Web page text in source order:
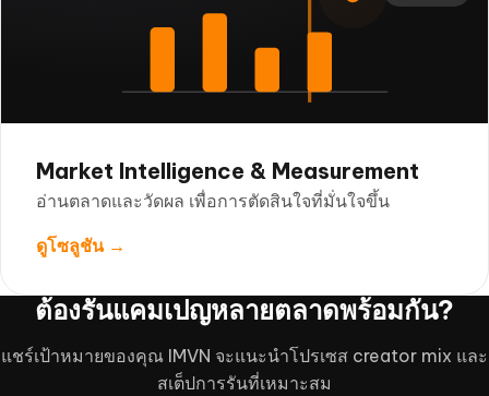
Market Intelligence & Measurement
อ่านตลาดและวัดผล เพื่อการตัดสินใจที่มั่นใจขึ้น
ดูโซลูชัน →
ต้องรันแคมเปญหลายตลาดพร้อมกัน?
แชร์เป้าหมายของคุณ IMVN จะแนะนำโปรเซส creator mix และ
สเต็ปการรันที่เหมาะสม